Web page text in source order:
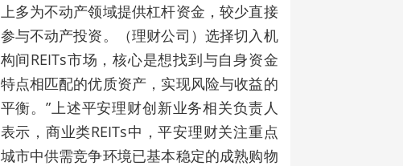
上多为不动产领域提供杠杆资金，较少直接
参与不动产投资。（理财公司）选择切入机
构间REITs市场，核心是想找到与自身资金
特点相匹配的优质资产，实现风险与收益的
平衡。 ”上述平安理财创新业务相关负责人
表示，商业类REITs中，平安理财关注重点
城市中供需竞争环境已基本稳定的成熟购物